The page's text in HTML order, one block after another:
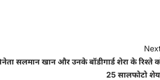
सलमान खान और उनके बॉडीगार्ड शेरा के रिश्ते
25 सालफोटो